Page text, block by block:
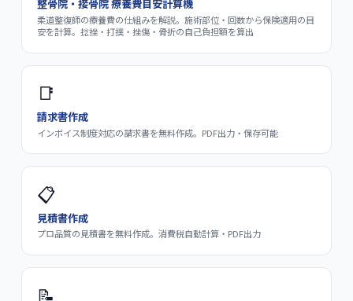
整骨院・接骨院 療養費目安計算機
柔道整復師の療養費の仕組みを解説。施術部位・回数から保険適用の目
安を計算。捻挫・打撲・挫傷・骨折の自己負担額を算出
📑
請求書作成
インボイス制度対応の請求書を無料作成。PDF出力・保存可能
📋
見積書作成
プロ品質の見積書を無料作成。消費税自動計算・PDF出力
📝